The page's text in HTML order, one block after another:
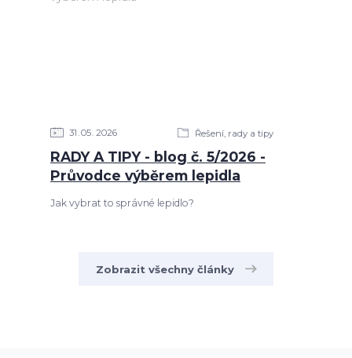
31 05 2026 Řešení, rady a tipy
RADY A TIPY - blog č. 5/2026 -
Průvodce výběrem lepidla
Jak vybrat to správné lepidlo?
Zobrazit všechny články